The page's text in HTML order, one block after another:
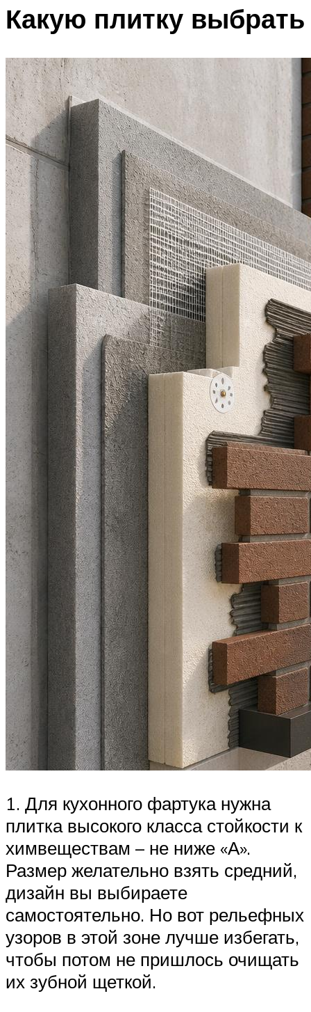
Какую плитку выбрать
1. Для кухонного фартука нужна
плитка высокого класса стойкости к
химвеществам – не ниже «А».
Размер желательно взять средний,
дизайн вы выбираете
самостоятельно. Но вот рельефных
узоров в этой зоне лучше избегать,
чтобы потом не пришлось очищать
их зубной щеткой.